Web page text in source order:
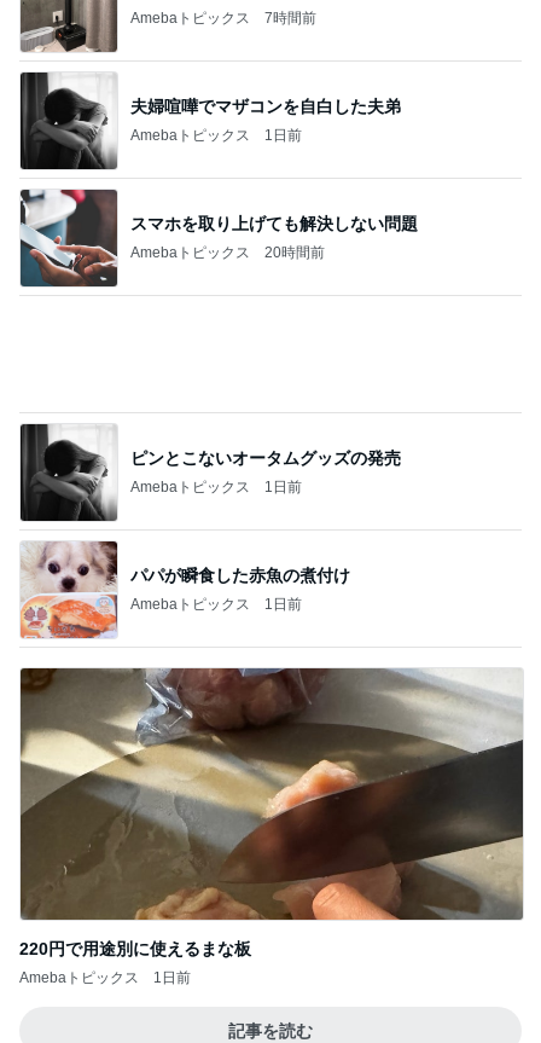
Amebaトピックス 7時間前
夫婦喧嘩でマザコンを自白した夫弟
Amebaトピックス 1日前
スマホを取り上げても解決しない問題
Amebaトピックス 20時間前
パパが瞬食した赤魚の煮付け
Amebaトピックス 1日前
220円で用途別に使えるまな板
Amebaトピックス 1日前
記事を読む
Amebaトピックス 2日前